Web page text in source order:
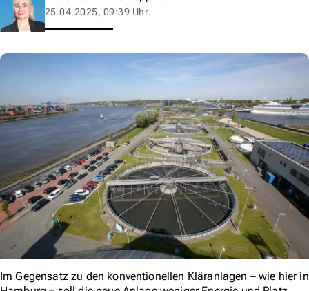
25.04.2025, 09:39 Uhr
Im Gegensatz zu den konventionellen Kläranlagen – wie hier in